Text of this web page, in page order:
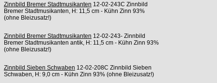
Zinnbild Bremer Stadtmusikanten 12-02-243C Zinnbild
Bremer Stadtmusikanten, H: 11,5 cm - Kühn Zinn 93%
(ohne Bleizusatz!)
Zinnbild Bremer Stadtmusikanten 12-02-243- Zinnbild
Bremer Stadtmusikanten antik, H: 11,5 cm - Kühn Zinn 93%
(ohne Bleizusatz!)
Zinnbild Sieben Schwaben 12-02-208C Zinnbild Sieben
Schwaben, H: 9,0 cm - Kühn Zinn 93% (ohne Bleizusatz!)